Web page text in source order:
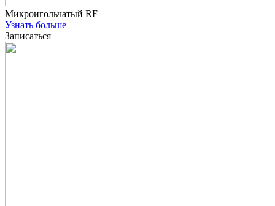
Микроигольчатый RF
Узнать больше
Записаться